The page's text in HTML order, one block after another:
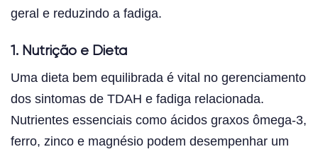
geral e reduzindo a fadiga.
1. Nutrição e Dieta
Uma dieta bem equilibrada é vital no gerenciamento
dos sintomas de TDAH e fadiga relacionada.
Nutrientes essenciais como ácidos graxos ômega-3,
ferro, zinco e magnésio podem desempenhar um